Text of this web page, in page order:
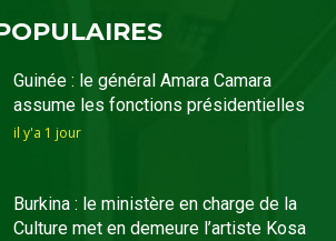
Guinée : le général Amara Camara
assume les fonctions présidentielles
il y'a 1 jour
Burkina : le ministère en charge de la
Culture met en demeure l’artiste Kosa